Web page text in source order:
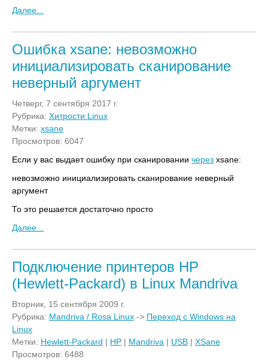
Далее...
Ошибка xsane: невозможно
инициализировать сканирование
неверный аргумент
Четверг, 7 сентября 2017 г.
Рубрика: Хитрости Linux
Метки: xsane
Просмотров: 6047
Если у вас выдает ошибку при сканировании через xsane:
невозможно инициализировать сканирование неверный
аргумент
То это решается достаточно просто
Далее...
Подключение принтеров HP
(Hewlett-Packard) в Linux Mandriva
Вторник, 15 сентября 2009 г.
Рубрика: Mandriva / Rosa Linux -> Переход с Windows на
Linux
Метки: Hewlett-Packard | HP | Mandriva | USB | XSane
Просмотров: 6488